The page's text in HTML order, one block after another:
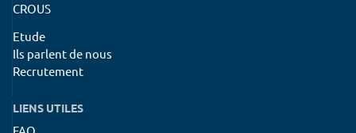
CROUS
Etude
Ils parlent de nous
Recrutement
LIENS UTILES